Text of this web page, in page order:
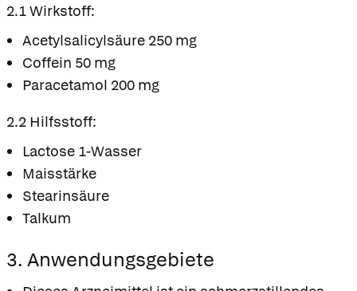
2.1 Wirkstoff:
Acetylsalicylsäure 250 mg
Coffein 50 mg
Paracetamol 200 mg
2.2 Hilfsstoff:
Lactose 1-Wasser
Maisstärke
Stearinsäure
Talkum
3. Anwendungsgebiete